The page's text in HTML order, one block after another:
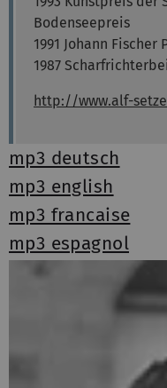
Bodenseepreis
1991 Johann
1987
http://www.alf-
mp3 deutsch
mp3 english
mp3 francaise
mp3 espagnol